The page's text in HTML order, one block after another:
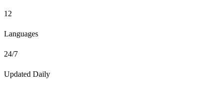
12
Languages
24/7
Updated Daily